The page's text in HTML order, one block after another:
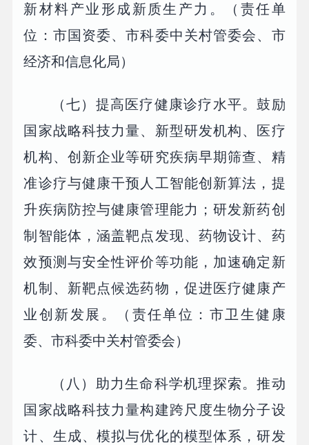
新材料产业形成新质生产力。（责任单
位：市国资委、市科委中关村管委会、市
经济和信息化局）
（七）提高医疗健康诊疗水平。鼓励
国家战略科技力量、新型研发机构、医疗
机构、创新企业等研究疾病早期筛查、精
准诊疗与健康干预人工智能创新算法，提
升疾病防控与健康管理能力；研发新药创
制智能体，涵盖靶点发现、药物设计、药
效预测与安全性评价等功能，加速确定新
机制、新靶点候选药物，促进医疗健康产
业创新发展。（责任单位：市卫生健康
委、市科委中关村管委会）
（八）助力生命科学机理探索。推动
国家战略科技力量构建跨尺度生物分子设
计、生成、模拟与优化的模型体系，研发